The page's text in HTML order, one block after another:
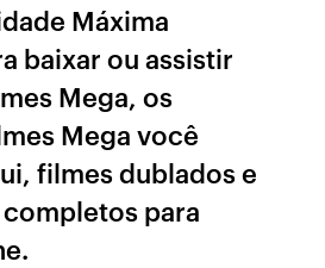
Máxima
baixar ou assistir
Mega, os
Mega você
filmes dublados e
para